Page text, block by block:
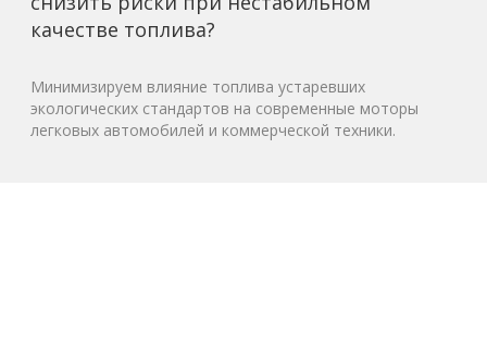
качестве топлива?
Минимизируем влияние топлива устаревших
экологических стандартов на современные моторы
легковых автомобилей и коммерческой техники.